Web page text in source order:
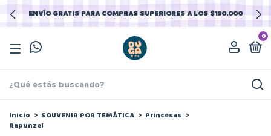
ENVÍO GRATIS PARA COMPRAS SUPERIORES A LOS $190.000
0
Inicio > SOUVENIR POR TEMÁTICA > Princesas >
Rapunzel